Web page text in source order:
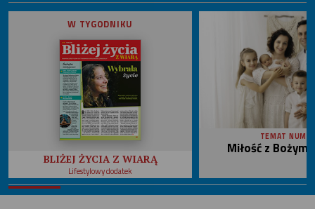
W TYGODNIKU
BLIŻEJ ŻYCIA Z WIARĄ
Lifestylowy dodatek
TEMAT
Miłość z